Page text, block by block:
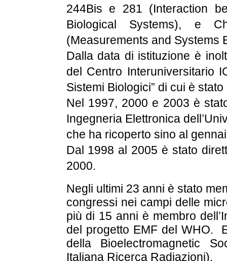
244Bis e 281 (Interaction
Biological Systems), e
(Measurements and Systems
Dalla data di istituzione è
del Centro Interuniversitario
Sistemi Biologici” di cui è
Nel 1997, 2000 e 2003 è
Ingegneria Elettronica
che ha ricoperto sino al
Dal 1998 al 2005 è stato
2000.
Negli ultimi 23 anni è stato
congressi nei campi delle
più di 15 anni è membro
del progetto EMF del WHO.
della Bioelectromagnetic
Italiana Ricerca Radiazioni).